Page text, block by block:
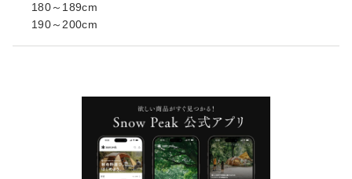
180～189cm
190～200cm